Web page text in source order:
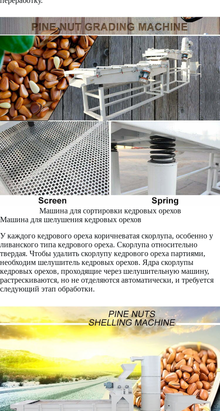
Машина для сортировки кедровых орехов
Машина для шелушения кедровых орехов
У каждого кедрового ореха коричневатая скорлупа, особенно у
ливанского типа кедрового ореха. Скорлупа относительно
твердая. Чтобы удалить скорлупу кедрового ореха партиями,
необходим шелушитель кедровых орехов. Ядра скорлупы
кедровых орехов, проходящие через шелушительную машину,
растрескиваются, но не отделяются автоматически, и требуется
следующий этап обработки.